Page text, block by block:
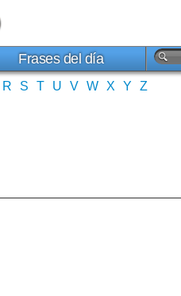
Frases del día
R S T U V W X Y Z